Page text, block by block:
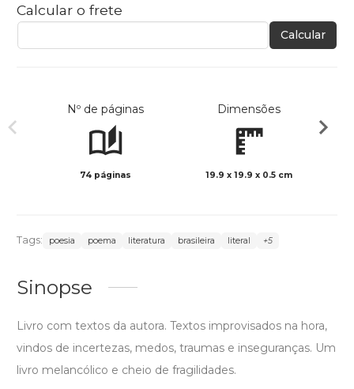
Calcular o frete
Calcular
Nº de páginas
74 páginas
Dimensões
19.9 x 19.9 x 0.5 cm
Tags: poesia poema literatura brasileira literal +5
Sinopse
Livro com textos da autora. Textos improvisados na hora,
vindos de incertezas, medos, traumas e inseguranças. Um
livro melancólico e cheio de fragilidades.